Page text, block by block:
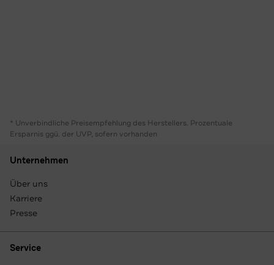
* Unverbindliche Preisempfehlung des Herstellers. Prozentuale
Ersparnis ggü. der UVP, sofern vorhanden
Unternehmen
Über uns
Karriere
Presse
Service